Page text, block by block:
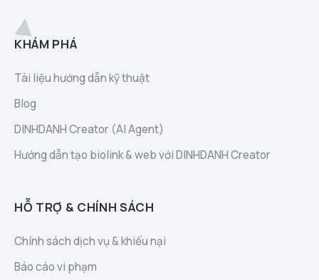
KHÁM PHÁ
Tài liệu hướng dẫn kỹ thuật
Blog
DINHDANH Creator (AI Agent)
Hướng dẫn tạo biolink & web với DINHDANH Creator
HỖ TRỢ & CHÍNH SÁCH
Chính sách dịch vụ & khiếu nại
Báo cáo vi phạm